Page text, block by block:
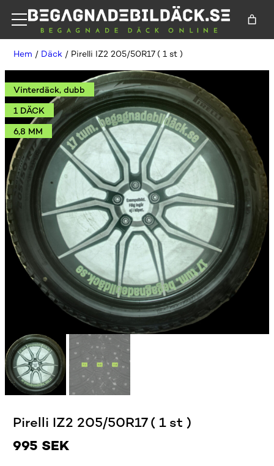
Hem / Däck / Pirelli IZ2 205/50R17 ( 1 st )
Vinterdäck, dubb
1 DÄCK
6,8 MM
Pirelli IZ2 205/50R17 ( 1 st )
995 SEK